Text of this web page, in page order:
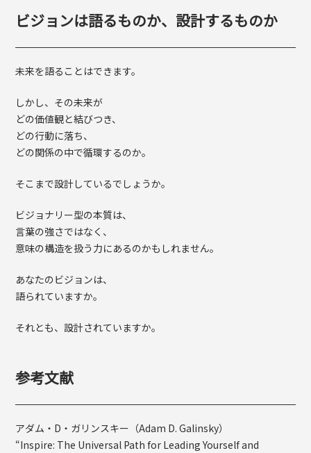
ビジョンは語るものか、設計するものか
未来を語ることはできます。
しかし、その未来が
どの価値観と結びつき、
どの行動に落ち、
どの関係の中で循環するのか。
そこまで設計しているでしょうか。
ビジョナリー型の本質は、
言葉の強さではなく、
意味の構造を扱う力にあるのかもしれません。
あなたのビジョンは、
語られていますか。
それとも、設計されていますか。
参考文献
アダム・D・ガリンスキー（Adam D. Galinsky）
“Inspire: The Universal Path for Leading Yourself and